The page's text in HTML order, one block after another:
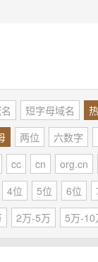
短字母域名
两位 六数字
cc cn org.cn
4位 5位 6位
2万-5万 5万-10